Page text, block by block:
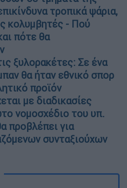
τροπικά ψάρια,
κολυμβητές - Πού
πότε θα
ξυλορακέτες: Σε ένα
θα ήταν εθνικό σπορ
προϊόν
με διαδικασίες
νομοσχέδιο του υπ.
προβλέπει για
συνταξιούχων